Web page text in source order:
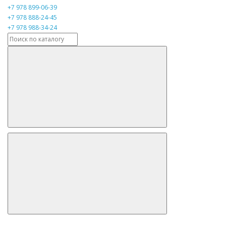
+7 978 899-06-39
+7 978 888-24-45
+7 978 988-34-24